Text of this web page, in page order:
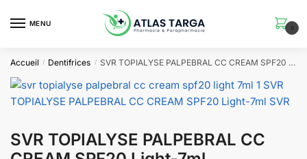
MENU
0
Accueil / Dentifrices / SVR TOPIALYSE PALPEBRAL CC CREAM SPF20 Light-7ml
SVR TOPIALYSE PALPEBRAL CC